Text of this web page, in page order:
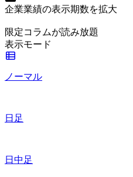
企業業績の表示期数を拡大
限定コラムが読み放題
表示モード
ノーマル
日足
日中足